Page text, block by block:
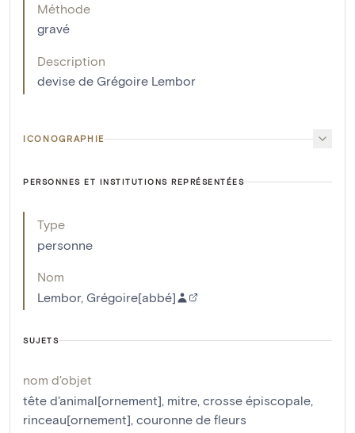
Méthode
gravé
Description
devise de Grégoire Lembor
ICONOGRAPHIE
PERSONNES ET INSTITUTIONS REPRÉSENTÉES
Type
personne
Nom
Lembor, Grégoire[abbé]
SUJETS
nom d'objet
tête d'animal[ornement], mitre, crosse épiscopale,
rinceau[ornement], couronne de fleurs